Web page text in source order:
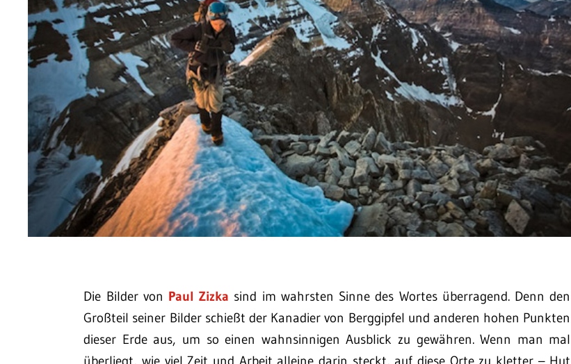
Die Bilder von Paul Zizka sind im wahrsten Sinne des Wortes überragend. Denn den
Großteil seiner Bilder schießt der Kanadier von Berggipfel und anderen hohen Punkten
dieser Erde aus, um so einen wahnsinnigen Ausblick zu gewähren. Wenn man mal
überliegt, wie viel Zeit und Arbeit alleine darin steckt, auf diese Orte zu kletter – Hut